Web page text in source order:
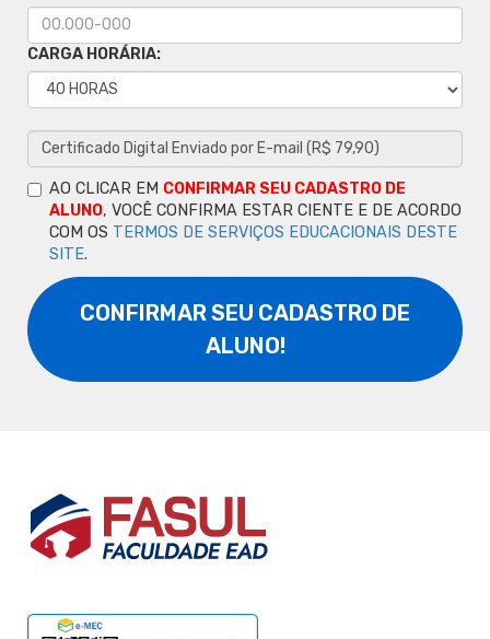
CARGA HORÁRIA:
AO CLICAR EM CONFIRMAR SEU CADASTRO DE
ALUNO, VOCÊ CONFIRMA ESTAR CIENTE E DE ACORDO
COM OS TERMOS DE SERVIÇOS EDUCACIONAIS DESTE
SITE.
CONFIRMAR SEU CADASTRO DE
ALUNO!